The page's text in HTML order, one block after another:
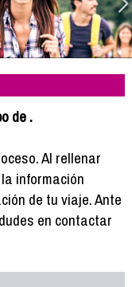
de .
Al rellenar
información
de tu viaje. Ante
en contactar